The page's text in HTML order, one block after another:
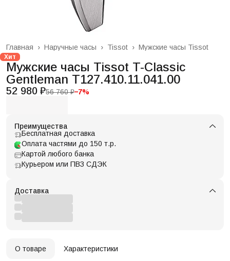
Мужские часы Tissot
Tissot ›
Наручные часы ›
Главная ›
Хит
Мужские часы Tissot T-Classic
Gentleman T127.410.11.041.00
52 980 ₽56 760 ₽−7%
Преимущества
Бесплатная доставка
Оплата частями до 150 т.р.
Картой любого банка
Курьером или ПВЗ СДЭК
Доставка
О товаре Характеристики